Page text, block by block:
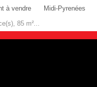
à vendre
Midi-Pyrenées
85 m²...